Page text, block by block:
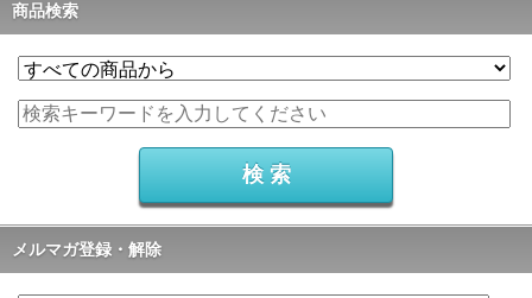
商品検索
メルマガ登録・解除